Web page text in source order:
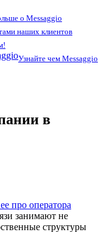
о Messaggio
наших клиентов
Узнайте чем Messaggio
в
про оператора
занимают не
структуры